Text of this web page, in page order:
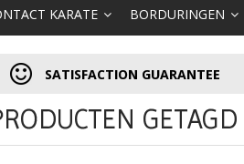
KARATE BORDURINGEN
SATISFACTION GUARANTEE